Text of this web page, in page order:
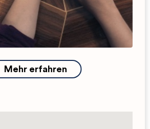
Mehr erfahren